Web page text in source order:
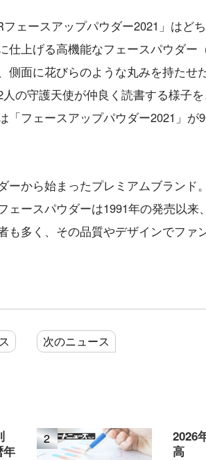
ェースアップパウダー2021」はど
仕上げる高機能なフェースパウダー
側面に花びらのような丸みを持たせ
の守護天使が仲良く読書する様子
フェースアップパウダー2021」が
ーから始まったプレミアムブランド
ェースパウダーは1991年の発売以来
も多く、その品質やデザインでファ
次のニュース
年
2
2026
高